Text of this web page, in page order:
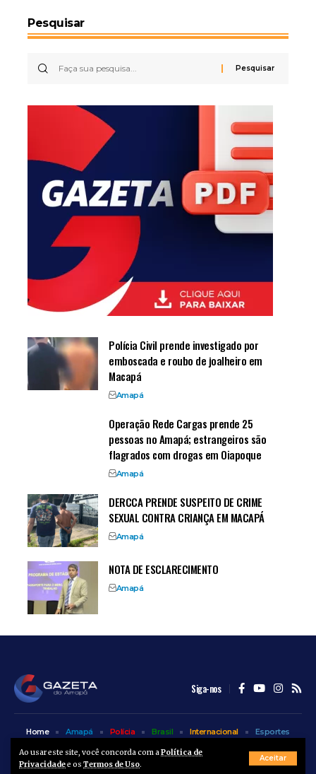
Ao usar este site, você concorda com aPolítica de
Privacidadee os Termos de Uso.
Aceitar
Pesquisar
Polícia Civil prende investigado por
emboscada e roubo de joalheiro em
Macapá
Amapá
Operação Rede Cargas prende 25
pessoas no Amapá; estrangeiros são
flagrados com drogas em Oiapoque
Amapá
DERCCA PRENDE SUSPEITO DE CRIME
SEXUAL CONTRA CRIANÇA EM MACAPÁ
Amapá
NOTA DE ESCLARECIMENTO
Amapá
Siga-nos
© A Gazeta do Amapá - 2025. Todos os direitos reservados.
Home Amapá Polícia Brasil Internacional
Esportes
Bem Estar
Entretenimento